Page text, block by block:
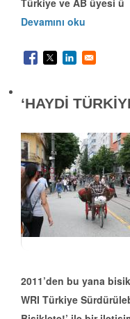
Türkiye ve AB üyesi ü
Devamını oku
‘HAYDİ
2011’den bu yana
WRI Türkiye